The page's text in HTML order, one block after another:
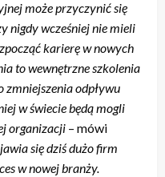
może przyczynić się
nigdy wcześniej nie mieli
karierę w nowych
to wewnętrzne szkolenia
odpływu
w świecie będą mogli
organizacji – mówi
się dziś dużo firm
w nowej branży.